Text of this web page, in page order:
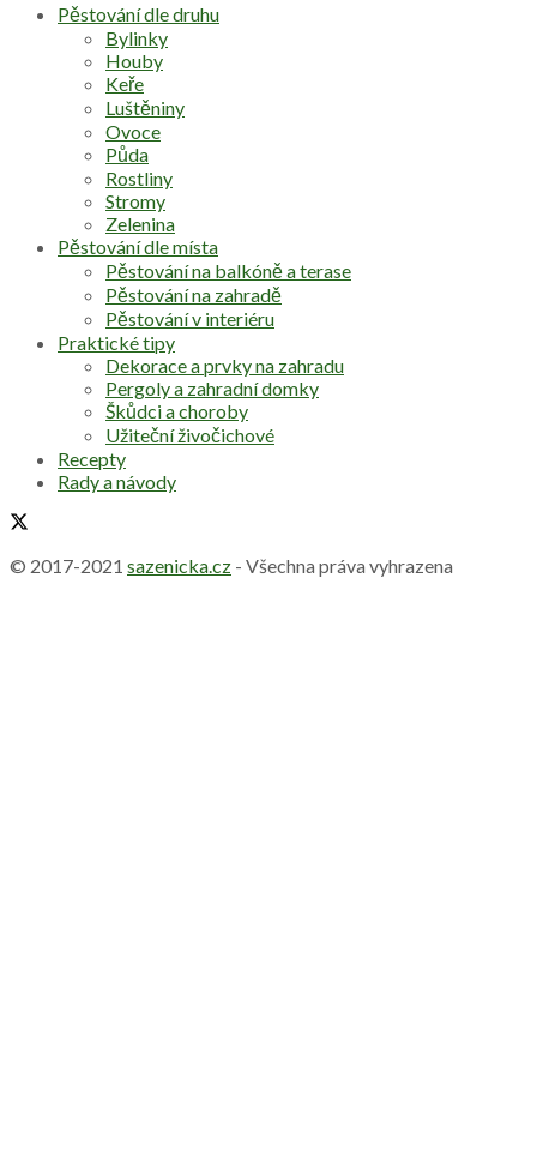
Pěstování dle druhu
Bylinky
Houby
Keře
Luštěniny
Ovoce
Půda
Rostliny
Stromy
Zelenina
Pěstování dle místa
Pěstování na balkóně a terase
Pěstování na zahradě
Pěstování v interiéru
Praktické tipy
Dekorace a prvky na zahradu
Pergoly a zahradní domky
Škůdci a choroby
Užiteční živočichové
Recepty
Rady a návody
© 2017-2021 sazenicka.cz - Všechna práva vyhrazena